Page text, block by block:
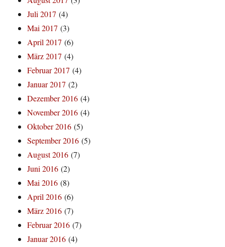
Juli 2017 (4)
Mai 2017 (3)
April 2017 (6)
März 2017 (4)
Februar 2017 (4)
Januar 2017 (2)
Dezember 2016 (4)
November 2016 (4)
Oktober 2016 (5)
September 2016 (5)
August 2016 (7)
Juni 2016 (2)
Mai 2016 (8)
April 2016 (6)
März 2016 (7)
Februar 2016 (7)
Januar 2016 (4)